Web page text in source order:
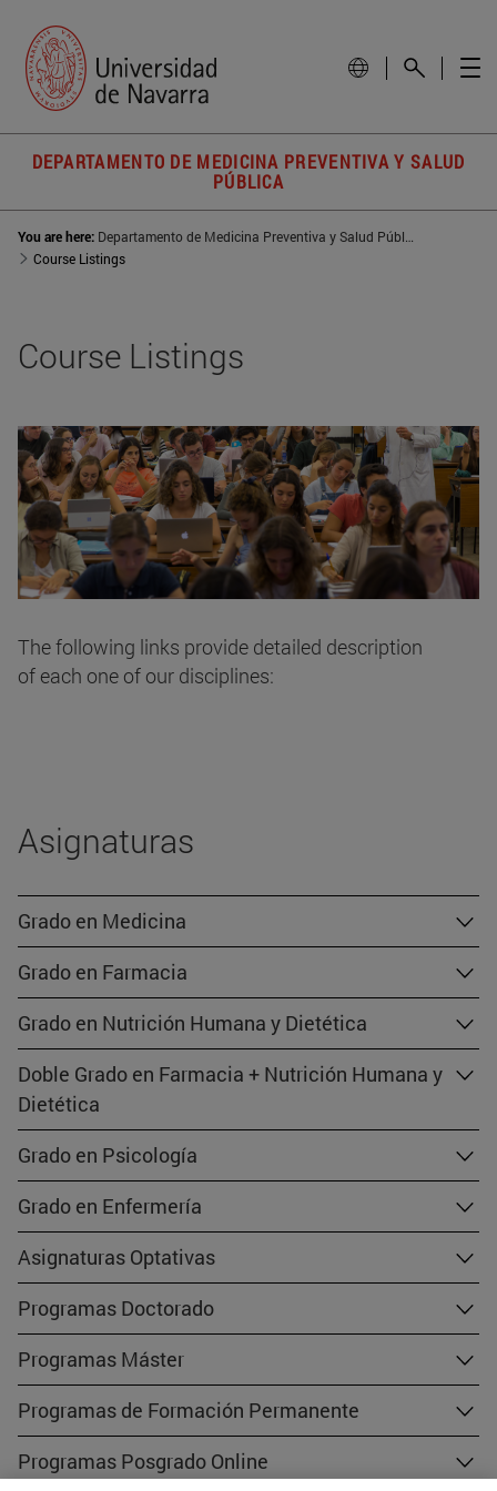
DEPARTAMENTO DE MEDICINA PREVENTIVA Y SALUD
PÚBLICA
You are here:
Course Listings
Course Listings
The following links provide detailed description
of each one of our disciplines:
Asignaturas
Grado en Medicina
Grado en Farmacia
Grado en Nutrición Humana y Dietética
Doble Grado en Farmacia + Nutrición Humana y
Dietética
Grado en Psicología
Grado en Enfermería
Asignaturas Optativas
Programas Doctorado
Programas Máster
Programas de Formación Permanente
Programas Posgrado Online